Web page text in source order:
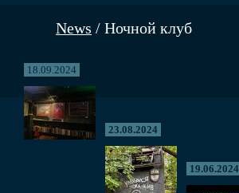
News / Ночной клуб
18.09.2024
23.08.2024
19.06.2024